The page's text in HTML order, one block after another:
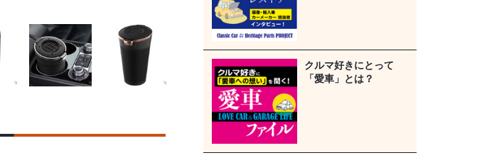
クルマ好きにとって
「愛車」とは？